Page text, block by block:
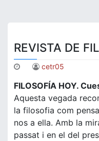
REVISTA DE
cetr05
FILOSOFÍA HOY.
Aquesta vegada
la filosofia com
nos a ella. Amb la
passat i en el del